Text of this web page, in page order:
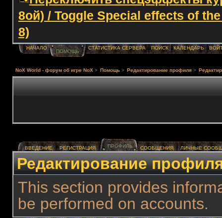
8ой) / Toggle Special effects of
8)
НАЧАЛО
ПОМОЩЬ
СТАТИСТИКА СЕРВЕРА ПОИСК КАЛЕНДАРЬ
NoX World - форум об игре NoX > Помощь > Редактирование профиля >
ВВЕДЕНИЕ РЕГИСТРАЦИЯ ПРОФИЛЬ СООБЩЕНИЯ ЛИЧНЫЕ
Редактирование
This section provides
be performed on accounts.